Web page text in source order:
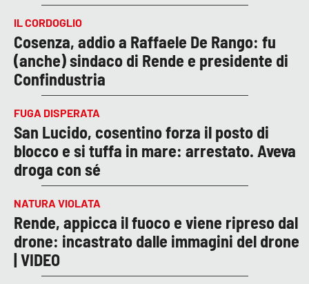
IL CORDOGLIO
Cosenza, addio a Raffaele De Rango: fu
(anche) sindaco di Rende e presidente di
Confindustria
FUGA DISPERATA
San Lucido, cosentino forza il posto di
blocco e si tuffa in mare: arrestato. Aveva
droga con sé
NATURA VIOLATA
Rende, appicca il fuoco e viene ripreso dal
drone: incastrato dalle immagini del drone
| VIDEO